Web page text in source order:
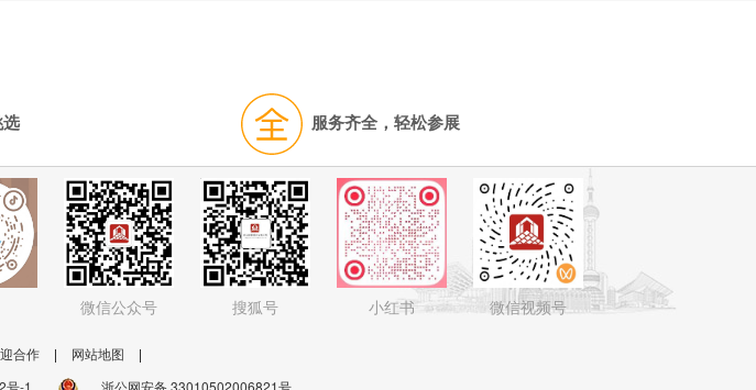
服务齐全，轻松参展
微信公众号 搜狐号 小红书 微信视频号
合作 | 网站地图
|